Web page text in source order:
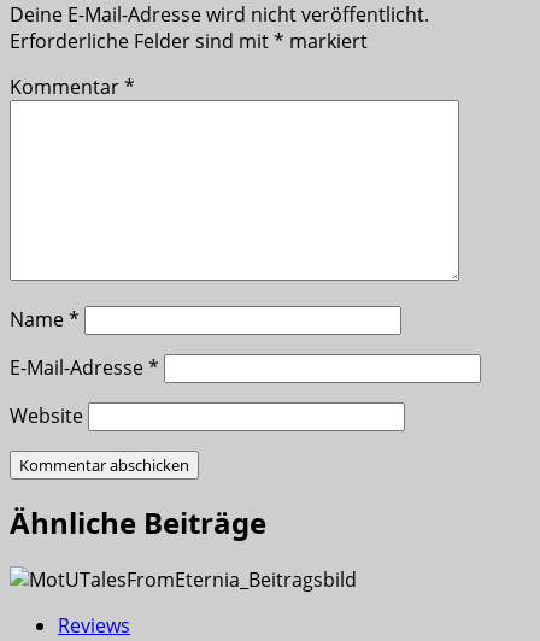
Deine E-Mail-Adresse wird nicht veröffentlicht.
Erforderliche Felder sind mit* markiert
Kommentar*
Name*
E-Mail-Adresse*
Website
Ähnliche Beiträge
Reviews